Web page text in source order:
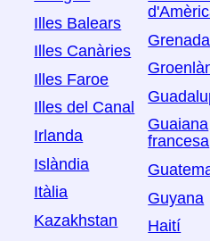
Illes Balears
Illes Canàries
Illes Faroe
Illes del Canal
Irlanda
Islàndia
Itàlia
Kazakhstan
Grenada
Guaiana
francesa
Guyana
Haití